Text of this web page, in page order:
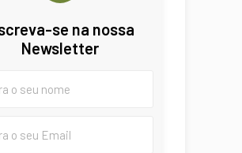
se na nossa
Newsletter